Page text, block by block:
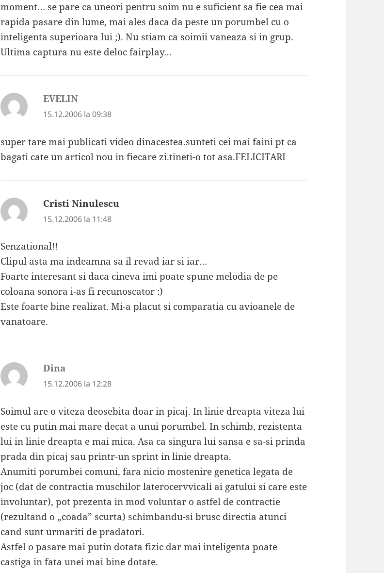
moment… se pare ca uneori pentru soim nu e suficient sa fie cea mai
rapida pasare din lume, mai ales daca da peste un porumbel cu o
inteligenta superioara lui ;). Nu stiam ca soimii vaneaza si in grup.
Ultima captura nu este deloc fairplay…
EVELIN
15.12.2006 la 09:38
super tare mai publicati video dinacestea.sunteti cei mai faini pt ca
bagati cate un articol nou in fiecare zi.tineti-o tot asa.FELICITARI
Cristi Ninulescu
15.12.2006 la 11:48
Senzational!!
Clipul asta ma indeamna sa il revad iar si iar…
Foarte interesant si daca cineva imi poate spune melodia de pe
coloana sonora i-as fi recunoscator :)
Este foarte bine realizat. Mi-a placut si comparatia cu avioanele de
vanatoare.
Dina
15.12.2006 la 12:28
Soimul are o viteza deosebita doar in picaj. In linie dreapta viteza lui
este cu putin mai mare decat a unui porumbel. In schimb, rezistenta
lui in linie dreapta e mai mica. Asa ca singura lui sansa e sa-si prinda
prada din picaj sau printr-un sprint in linie dreapta.
Anumiti porumbei comuni, fara nicio mostenire genetica legata de
joc (dat de contractia muschilor laterocervvicali ai gatului si care este
involuntar), pot prezenta in mod voluntar o astfel de contractie
(rezultand o „coada” scurta) schimbandu-si brusc directia atunci
cand sunt urmariti de pradatori.
Astfel o pasare mai putin dotata fizic dar mai inteligenta poate
castiga in fata unei mai bine dotate.